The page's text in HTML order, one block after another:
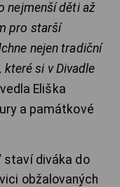
nejmenší děti až
pro starší
nejen tradiční
které si v Divadle
Eliška
a památkové
staví diváka do
obžalovaných